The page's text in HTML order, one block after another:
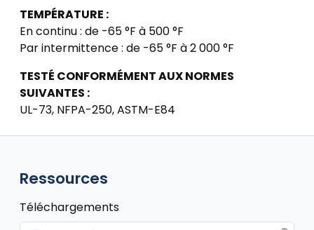
TEMPÉRATURE :
En continu : de -65 °F à 500 °F
Par intermittence : de -65 °F à 2 000 °F
TESTÉ CONFORMÉMENT AUX NORMES
SUIVANTES :
UL-73, NFPA-250, ASTM-E84
Ressources
Téléchargements